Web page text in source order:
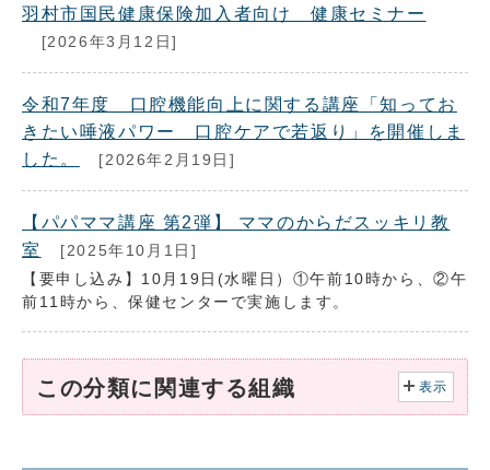
羽村市国民健康保険加入者向け 健康セミナー
[2026年3月12日]
令和7年度 口腔機能向上に関する講座「知ってお
きたい唾液パワー 口腔ケアで若返り」を開催しま
した。
[2026年2月19日]
【パパママ講座 第2弾】 ママのからだスッキリ教
室
[2025年10月1日]
【要申し込み】10月19日(水曜日）①午前10時から、②午
前11時から、保健センターで実施します。
この分類に関連する組織 表示